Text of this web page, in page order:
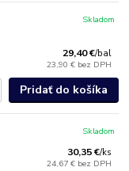
29,40 €/bal
23,90 € bez DPH
Skladom
Pridať do košíka
30,35 €/ks
24,67 € bez DPH
Skladom